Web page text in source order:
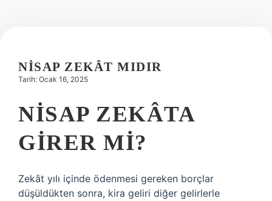
Hakkımızda
NISAP ZEKÂT MIDIR
Tarih: Ocak 16, 2025
NISAP ZEKÂTA
GIRER MI?
Zekât yılı içinde ödenmesi gereken borçlar
düşüldükten sonra, kira geliri diğer gelirlerle